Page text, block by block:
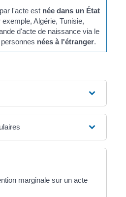
l'acte est née dans un État
Algérie, Tunisie,
d'acte de naissance via le
nées à l'étranger.
marginale sur un acte